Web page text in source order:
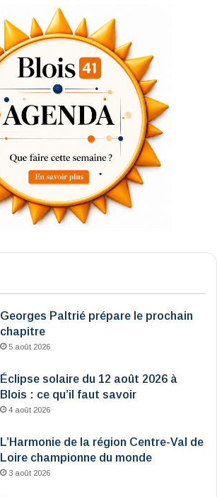
Georges Paltrié prépare le prochain
chapitre
5 août 2026
Éclipse solaire du 12 août 2026 à
Blois : ce qu’il faut savoir
4 août 2026
L’Harmonie de la région Centre-Val de
Loire championne du monde
3 août 2026